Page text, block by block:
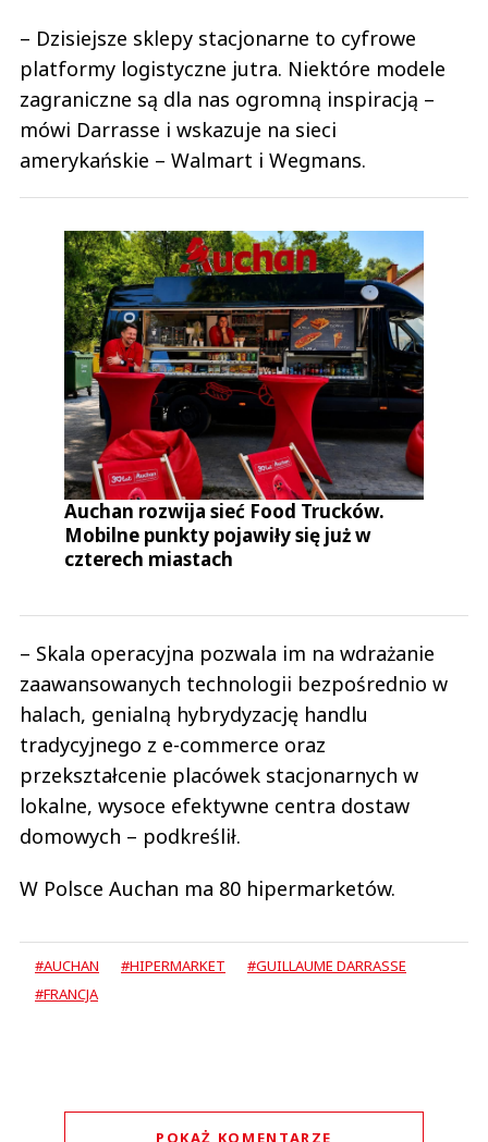
– Dzisiejsze sklepy stacjonarne to cyfrowe
platformy logistyczne jutra. Niektóre modele
zagraniczne są dla nas ogromną inspiracją –
mówi Darrasse i wskazuje na sieci
amerykańskie – Walmart i Wegmans.
Auchan rozwija sieć Food Trucków.
Mobilne punkty pojawiły się już w
czterech miastach
– Skala operacyjna pozwala im na wdrażanie
zaawansowanych technologii bezpośrednio w
halach, genialną hybrydyzację handlu
tradycyjnego z e-commerce oraz
przekształcenie placówek stacjonarnych w
lokalne, wysoce efektywne centra dostaw
domowych – podkreślił.
W Polsce Auchan ma 80 hipermarketów.
#AUCHAN #HIPERMARKET
#GUILLAUME DARRASSE
#FRANCJA
POKAŻ KOMENTARZE